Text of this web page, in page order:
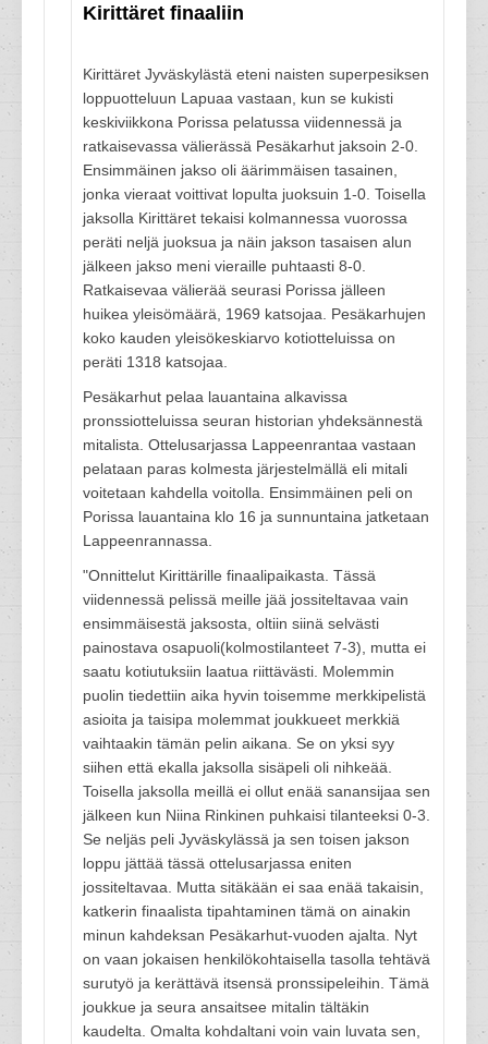
Kirittäret finaaliin
Kirittäret Jyväskylästä eteni naisten superpesiksen
loppuotteluun Lapuaa vastaan, kun se kukisti
keskiviikkona Porissa pelatussa viidennessä ja
ratkaisevassa välierässä Pesäkarhut jaksoin 2-0.
Ensimmäinen jakso oli äärimmäisen tasainen,
jonka vieraat voittivat lopulta juoksuin 1-0. Toisella
jaksolla Kirittäret tekaisi kolmannessa vuorossa
peräti neljä juoksua ja näin jakson tasaisen alun
jälkeen jakso meni vieraille puhtaasti 8-0.
Ratkaisevaa välierää seurasi Porissa jälleen
huikea yleisömäärä, 1969 katsojaa. Pesäkarhujen
koko kauden yleisökeskiarvo kotiotteluissa on
peräti 1318 katsojaa.
Pesäkarhut pelaa lauantaina alkavissa
pronssiotteluissa seuran historian yhdeksännestä
mitalista. Ottelusarjassa Lappeenrantaa vastaan
pelataan paras kolmesta järjestelmällä eli mitali
voitetaan kahdella voitolla. Ensimmäinen peli on
Porissa lauantaina klo 16 ja sunnuntaina jatketaan
Lappeenrannassa.
"Onnittelut Kirittärille finaalipaikasta. Tässä
viidennessä pelissä meille jää jossiteltavaa vain
ensimmäisestä jaksosta, oltiin siinä selvästi
painostava osapuoli(kolmostilanteet 7-3), mutta ei
saatu kotiutuksiin laatua riittävästi. Molemmin
puolin tiedettiin aika hyvin toisemme merkkipelistä
asioita ja taisipa molemmat joukkueet merkkiä
vaihtaakin tämän pelin aikana. Se on yksi syy
siihen että ekalla jaksolla sisäpeli oli nihkeää.
Toisella jaksolla meillä ei ollut enää sanansijaa sen
jälkeen kun Niina Rinkinen puhkaisi tilanteeksi 0-3.
Se neljäs peli Jyväskylässä ja sen toisen jakson
loppu jättää tässä ottelusarjassa eniten
jossiteltavaa. Mutta sitäkään ei saa enää takaisin,
katkerin finaalista tipahtaminen tämä on ainakin
minun kahdeksan Pesäkarhut-vuoden ajalta. Nyt
on vaan jokaisen henkilökohtaisella tasolla tehtävä
surutyö ja kerättävä itsensä pronssipeleihin. Tämä
joukkue ja seura ansaitsee mitalin tältäkin
kaudelta. Omalta kohdaltani voin vain luvata sen,